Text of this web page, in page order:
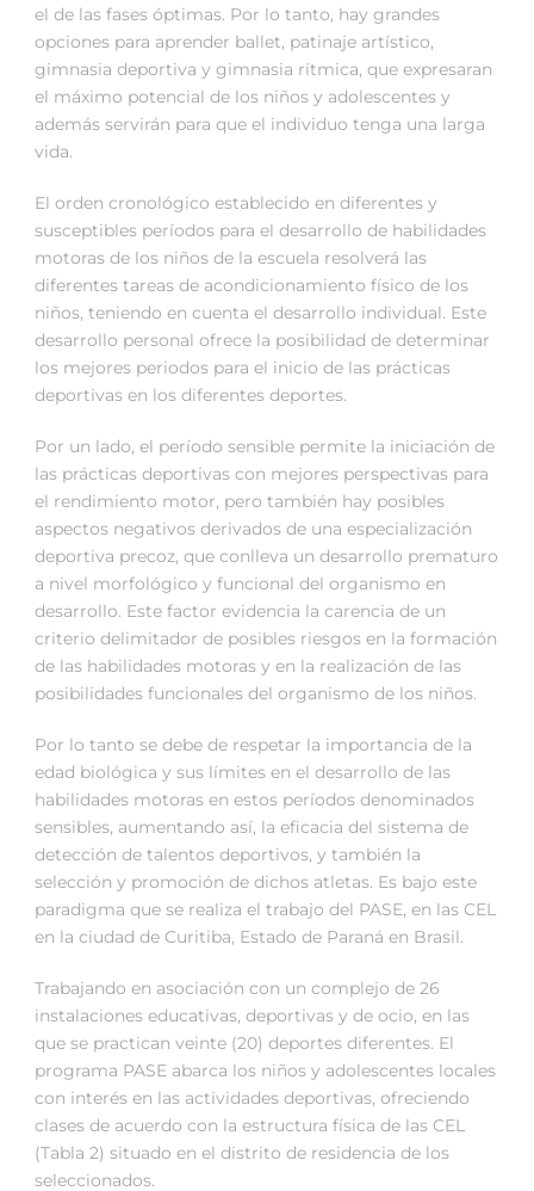
el de las fases óptimas. Por lo tanto, hay grandes
opciones para aprender ballet, patinaje artístico,
gimnasia deportiva y gimnasia rítmica, que expresaran
el máximo potencial de los niños y adolescentes y
además servirán para que el individuo tenga una larga
vida.
El orden cronológico establecido en diferentes y
susceptibles períodos para el desarrollo de habilidades
motoras de los niños de la escuela resolverá las
diferentes tareas de acondicionamiento físico de los
niños, teniendo en cuenta el desarrollo individual. Este
desarrollo personal ofrece la posibilidad de determinar
los mejores periodos para el inicio de las prácticas
deportivas en los diferentes deportes.
Por un lado, el período sensible permite la iniciación de
las prácticas deportivas con mejores perspectivas para
el rendimiento motor, pero también hay posibles
aspectos negativos derivados de una especialización
deportiva precoz, que conlleva un desarrollo prematuro
a nivel morfológico y funcional del organismo en
desarrollo. Este factor evidencia la carencia de un
criterio delimitador de posibles riesgos en la formación
de las habilidades motoras y en la realización de las
posibilidades funcionales del organismo de los niños.
Por lo tanto se debe de respetar la importancia de la
edad biológica y sus límites en el desarrollo de las
habilidades motoras en estos períodos denominados
sensibles, aumentando así, la eficacia del sistema de
detección de talentos deportivos, y también la
selección y promoción de dichos atletas. Es bajo este
paradigma que se realiza el trabajo del PASE, en las CEL
en la ciudad de Curitiba, Estado de Paraná en Brasil.
Trabajando en asociación con un complejo de 26
instalaciones educativas, deportivas y de ocio, en las
que se practican veinte (20) deportes diferentes. El
programa PASE abarca los niños y adolescentes locales
con interés en las actividades deportivas, ofreciendo
clases de acuerdo con la estructura física de las CEL
(Tabla 2) situado en el distrito de residencia de los
seleccionados.